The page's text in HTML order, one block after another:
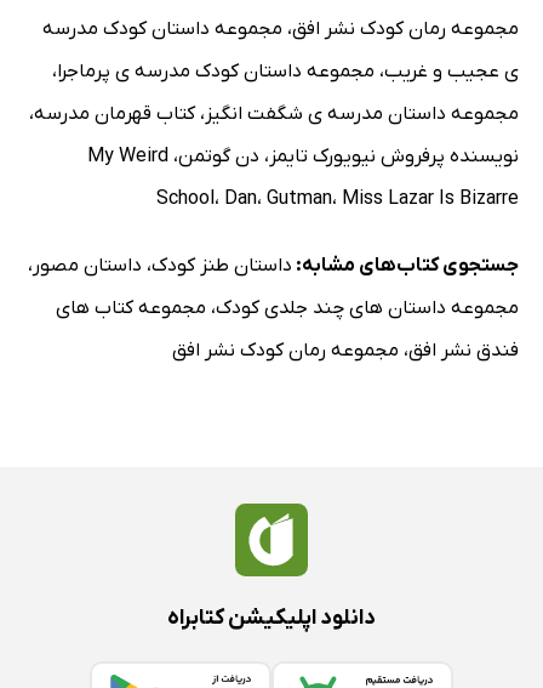
مجموعه رمان کودک نشر افق، مجموعه داستان کودک مدرسه
ی عجیب و غریب، مجموعه داستان کودک مدرسه ی پرماجرا،
مجموعه داستان مدرسه ی شگفت انگیز ،کتاب قهرمان مدرسه،
نویسنده پرفروش نیویورک تایمز ، دن گوتمن، My Weird
School، Dan، Gutman، Miss Lazar Is Bizarre
جستجوی کتاب‌های مشابه: داستان طنز کودک، داستان مصور ،
مجموعه داستان های چند جلدی کودک، مجموعه کتاب های
فندق نشر افق، مجموعه رمان کودک نشر افق
دانلود اپلیکیشن کتابراه